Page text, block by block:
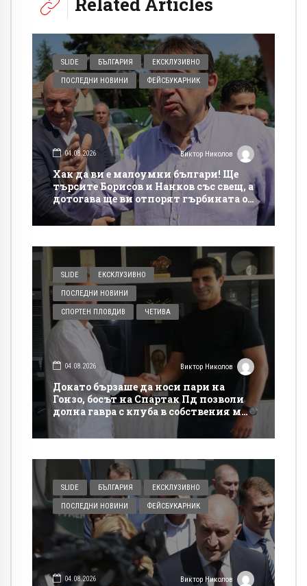
SLIDE БЪЛГАРИЯ ЕКСКЛУЗИВНО
ПОСЛЕДНИ НОВИНИ ФЕЙСБУКАРНИК
04.08.2026 Виктор Николов
Хак да ви е малоумни българи! Ще
търсите Борисов и Нанков със свещ, а
дотогава ще ви отпорят гърбината от
такси на магистралите
SLIDE ЕКСКЛУЗИВНО
ПОСЛЕДНИ НОВИНИ
СПОРТЕН ПЛОВДИВ ЧЕТИВА
04.08.2026 Виктор Николов
Докато бързаше да носи пари на
Гонзо, босът на Спартак Пд позволи
долна гавра с клуба в собствения му
сайт
SLIDE БЪЛГАРИЯ ЕКСКЛУЗИВНО
ПОСЛЕДНИ НОВИНИ ФЕЙСБУКАРНИК
04.08.2026 Виктор Николов